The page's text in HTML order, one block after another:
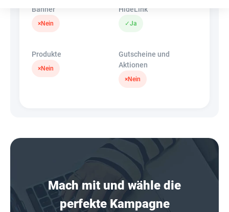
Banner
×Nein
HideLink
✓Ja
Produkte
×Nein
Gutscheine und
Aktionen
×Nein
Mach mit und wähle die
perfekte Kampagne